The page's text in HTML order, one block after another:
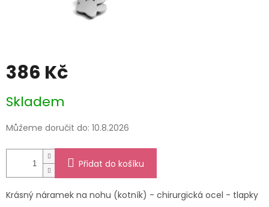
386 Kč
cena:
Skladem
Můžeme doručit do: 10.8.2026
Přidat do košíku
Krásný náramek na nohu (kotník) - chirurgická ocel - tlapky